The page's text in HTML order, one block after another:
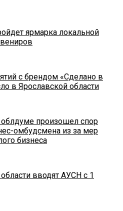
ярмарка локальной
с брендом «Сделано в
в Ярославской области
облдуме произошел спор
омбудсмена из за мер
бизнеса
вводят АУСН с 1